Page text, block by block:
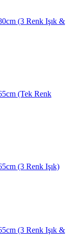
(3 Renk Işık &
(Tek Renk
(3 Renk Işık)
(3 Renk Işık &